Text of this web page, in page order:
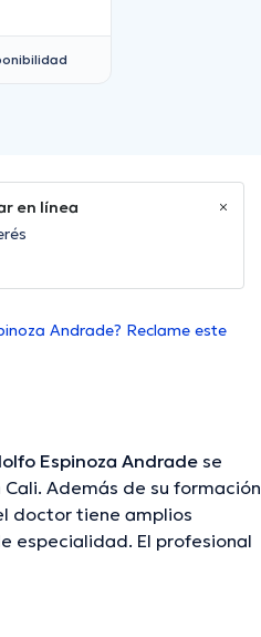
en línea
Andrade? Reclame este
Espinoza Andrade se
Además de su formación
doctor tiene amplios
especialidad. El profesional